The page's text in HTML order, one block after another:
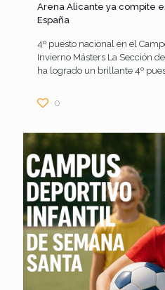
Arena Alicante ya compite
España
4º puesto nacional en el
Invierno Másters La Sección
ha logrado un brillante 4º
0